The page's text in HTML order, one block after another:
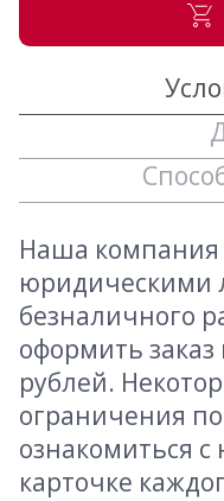
Наша компания
юридическими
безналичного
оформить заказ
рублей.
ограничения
ознакомиться
карточке